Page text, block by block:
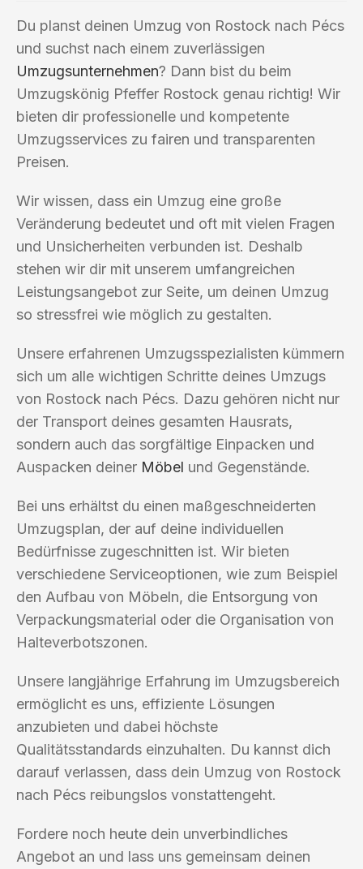
Du planst deinen Umzug von Rostock nach Pécs
und suchst nach einem zuverlässigen
Umzugsunternehmen? Dann bist du beim
Umzugskönig Pfeffer Rostock genau richtig! Wir
bieten dir professionelle und kompetente
Umzugsservices zu fairen und transparenten
Preisen.
Wir wissen, dass ein Umzug eine große
Veränderung bedeutet und oft mit vielen Fragen
und Unsicherheiten verbunden ist. Deshalb
stehen wir dir mit unserem umfangreichen
Leistungsangebot zur Seite, um deinen Umzug
so stressfrei wie möglich zu gestalten.
Unsere erfahrenen Umzugsspezialisten kümmern
sich um alle wichtigen Schritte deines Umzugs
von Rostock nach Pécs. Dazu gehören nicht nur
der Transport deines gesamten Hausrats,
sondern auch das sorgfältige Einpacken und
Auspacken deiner Möbel und Gegenstände.
Bei uns erhältst du einen maßgeschneiderten
Umzugsplan, der auf deine individuellen
Bedürfnisse zugeschnitten ist. Wir bieten
verschiedene Serviceoptionen, wie zum Beispiel
den Aufbau von Möbeln, die Entsorgung von
Verpackungsmaterial oder die Organisation von
Halteverbotszonen.
Unsere langjährige Erfahrung im Umzugsbereich
ermöglicht es uns, effiziente Lösungen
anzubieten und dabei höchste
Qualitätsstandards einzuhalten. Du kannst dich
darauf verlassen, dass dein Umzug von Rostock
nach Pécs reibungslos vonstattengeht.
Fordere noch heute dein unverbindliches
Angebot an und lass uns gemeinsam deinen